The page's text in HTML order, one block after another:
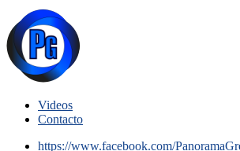
Videos
Contacto
https://www.facebook.com/